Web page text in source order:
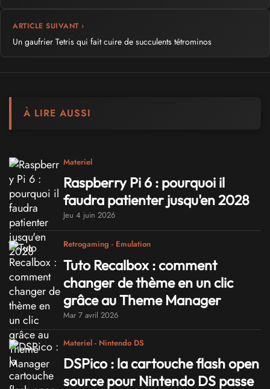
ARTICLE SUIVANT ›
Un gaufrier Tetris qui fait cuire de succulents tétrominos
À LIRE AUSSI
Materiel
Raspberry Pi 6 : pourquoi il
faudra patienter jusqu'en 2028
Jeu 4 juin 2026
Retrogaming - Emulation
Tuto Recalbox : comment
changer de thème en un clic
grâce au Theme Manager
Mar 7 avril 2026
Materiel - Nintendo DS
DSPico : la cartouche flash open
source pour Nintendo DS passe